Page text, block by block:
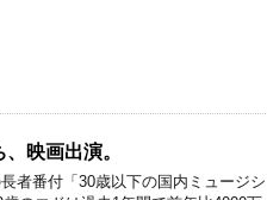
映画出演。
者番付「30歳以下の国内ミュージシ